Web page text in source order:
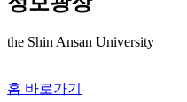
the Shin Ansan University
홈 바로가기